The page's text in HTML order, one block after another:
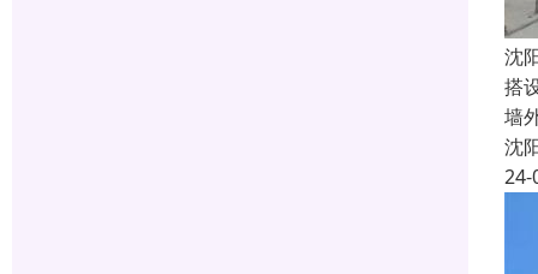
沈
搭
墙
沈
24-